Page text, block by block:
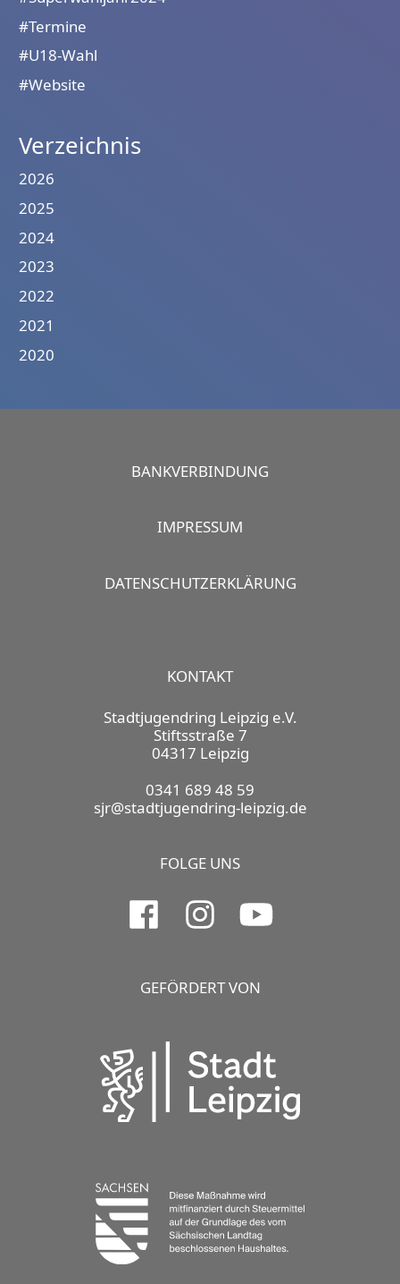
#Termine
#U18-Wahl
#Website
Verzeichnis
2026
2025
2024
2023
2022
2021
2020
BANKVERBINDUNG
IMPRESSUM
DATENSCHUTZERKLÄRUNG
KONTAKT
Stadtjugendring Leipzig e.V.
Stiftsstraße 7
04317 Leipzig
0341 689 48 59
sjr@stadtjugendring-leipzig.de
FOLGE UNS
GEFÖRDERT VON